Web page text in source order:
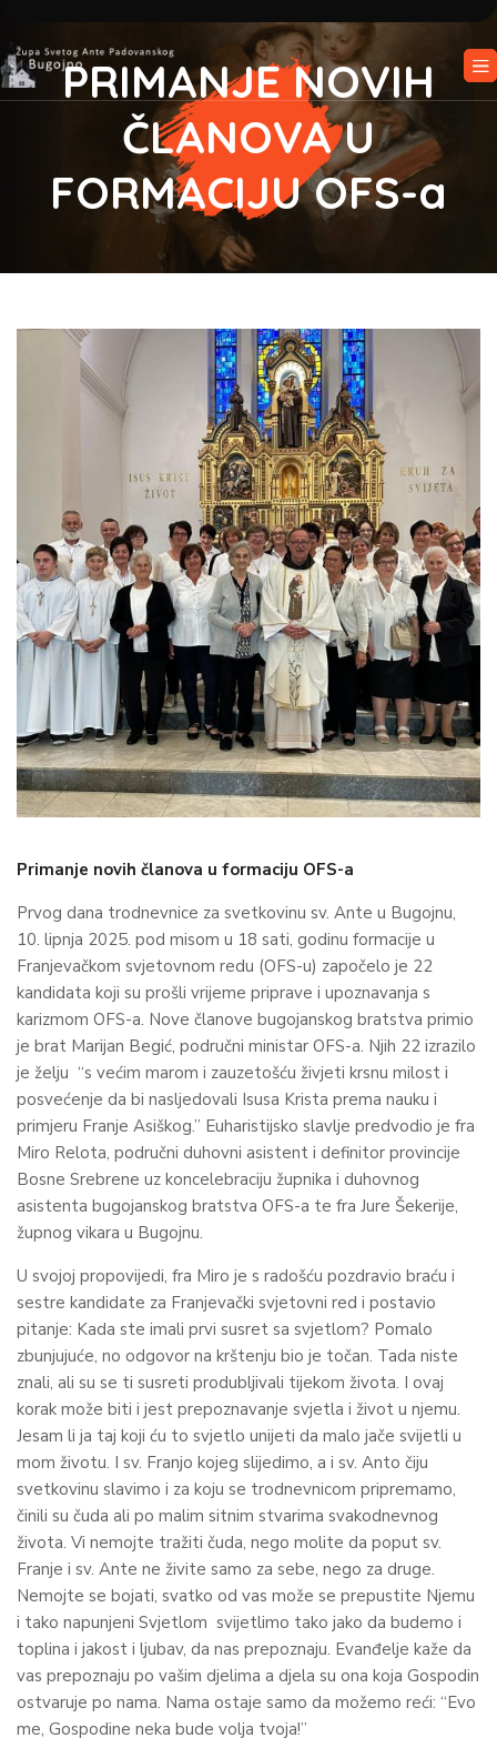
PRIMANJE NOVIH
ČLANOVA U
FORMACIJU OFS-a
Primanje novih članova u formaciju OFS-a
Prvog dana trodnevnice za svetkovinu sv. Ante u Bugojnu,
10. lipnja 2025. pod misom u 18 sati, godinu formacije u
Franjevačkom svjetovnom redu (OFS-u) započelo je 22
kandidata koji su prošli vrijeme priprave i upoznavanja s
karizmom OFS-a. Nove članove bugojanskog bratstva primio
je brat Marijan Begić, područni ministar OFS-a. Njih 22 izrazilo
je želju “s većim marom i zauzetošću živjeti krsnu milost i
posvećenje da bi nasljedovali Isusa Krista prema nauku i
primjeru Franje Asiškog.” Euharistijsko slavlje predvodio je fra
Miro Relota, područni duhovni asistent i definitor provincije
Bosne Srebrene uz koncelebraciju župnika i duhovnog
asistenta bugojanskog bratstva OFS-a te fra Jure Šekerije,
župnog vikara u Bugojnu.
U svojoj propovijedi, fra Miro je s radošću pozdravio braću i
sestre kandidate za Franjevački svjetovni red i postavio
pitanje: Kada ste imali prvi susret sa svjetlom? Pomalo
zbunjujuće, no odgovor na krštenju bio je točan. Tada niste
znali, ali su se ti susreti produbljivali tijekom života. I ovaj
korak može biti i jest prepoznavanje svjetla i život u njemu.
Jesam li ja taj koji ću to svjetlo unijeti da malo jače svijetli u
mom životu. I sv. Franjo kojeg slijedimo, a i sv. Anto čiju
svetkovinu slavimo i za koju se trodnevnicom pripremamo,
činili su čuda ali po malim sitnim stvarima svakodnevnog
života. Vi nemojte tražiti čuda, nego molite da poput sv.
Franje i sv. Ante ne živite samo za sebe, nego za druge.
Nemojte se bojati, svatko od vas može se prepustite Njemu
i tako napunjeni Svjetlom svijetlimo tako jako da budemo i
toplina i jakost i ljubav, da nas prepoznaju. Evanđelje kaže da
vas prepoznaju po vašim djelima a djela su ona koja Gospodin
ostvaruje po nama. Nama ostaje samo da možemo reći: “Evo
me, Gospodine neka bude volja tvoja!”